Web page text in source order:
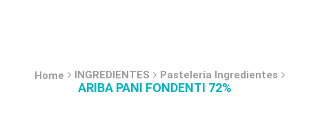
Home INGREDIENTES Pastelería Ingredientes
ARIBA PANI FONDENTI 72%